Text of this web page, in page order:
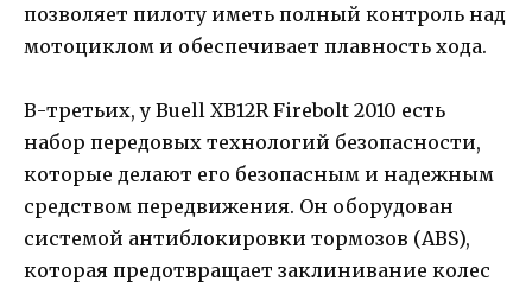
позволяет пилоту иметь полный контроль над
мотоциклом и обеспечивает плавность хода.
В-третьих, у Buell XB12R Firebolt 2010 есть
набор передовых технологий безопасности,
которые делают его безопасным и надежным
средством передвижения. Он оборудован
системой антиблокировки тормозов (ABS),
которая предотвращает заклинивание колес